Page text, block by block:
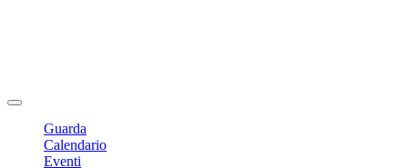
Guarda
Calendario
Eventi